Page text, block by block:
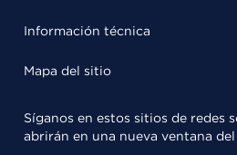
Información técnica
Mapa del sitio
Síganos en estos sitios de redes
abrirán en una nueva ventana